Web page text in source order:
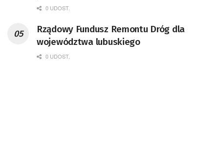
0 UDOST.
Rządowy Fundusz Remontu Dróg dla
województwa lubuskiego
0 UDOST.